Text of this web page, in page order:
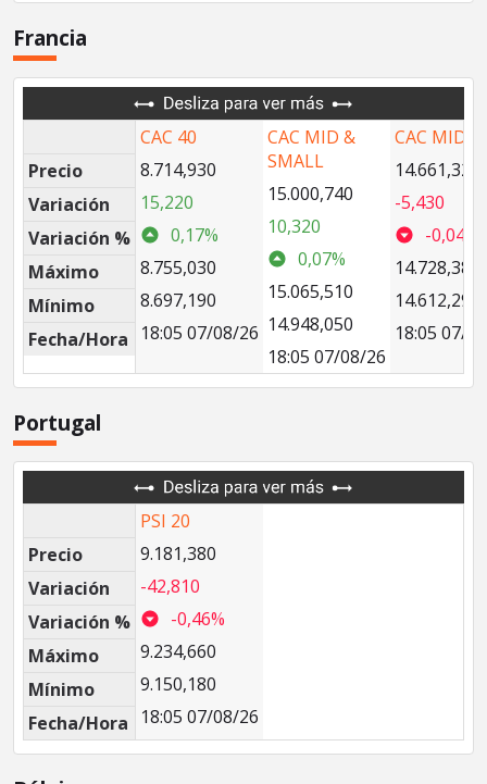
Francia
Precio
Variación
Variación %
Máximo
Mínimo
Fecha/Hora
CAC 40
8.714,930
15,220
0,17%
8.755,030
8.697,190
18:05 07/08/26
CAC MID &
SMALL
15.000,740
10,320
0,07%
15.065,510
14.948,050
18:05 07/08/26
CAC MID
14.661,320
-5,430
-0,04%
14.728,380
14.612,290
18:05 07/
Portugal
Precio
Variación
Variación %
Máximo
Mínimo
Fecha/Hora
PSI 20
9.181,380
-42,810
-0,46%
9.234,660
9.150,180
18:05 07/08/26